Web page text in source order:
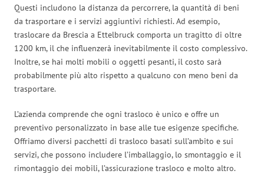
Questi includono la distanza da percorrere, la quantità di beni
da trasportare e i servizi aggiuntivi richiesti. Ad esempio,
traslocare da Brescia a Ettelbruck comporta un tragitto di oltre
1200 km, il che influenzerà inevitabilmente il costo complessivo.
Inoltre, se hai molti mobili o oggetti pesanti, il costo sarà
probabilmente più alto rispetto a qualcuno con meno beni da
trasportare.
L’azienda comprende che ogni trasloco è unico e offre un
preventivo personalizzato in base alle tue esigenze specifiche.
Offriamo diversi pacchetti di trasloco basati sull’ambito e sui
servizi, che possono includere l’imballaggio, lo smontaggio e il
rimontaggio dei mobili, l’assicurazione trasloco e molto altro.